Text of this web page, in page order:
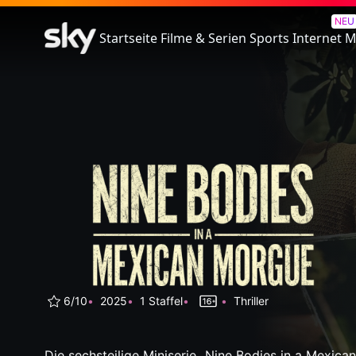
Startseite Filme & Serien Sports
NEU
Internet
Nine Bodies in a Mexican
6/10 2025 1 Staffel Thriller